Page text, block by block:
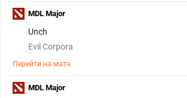
Unch
Evil Corpora
Перейти на матч
MDL Major
MDL Major